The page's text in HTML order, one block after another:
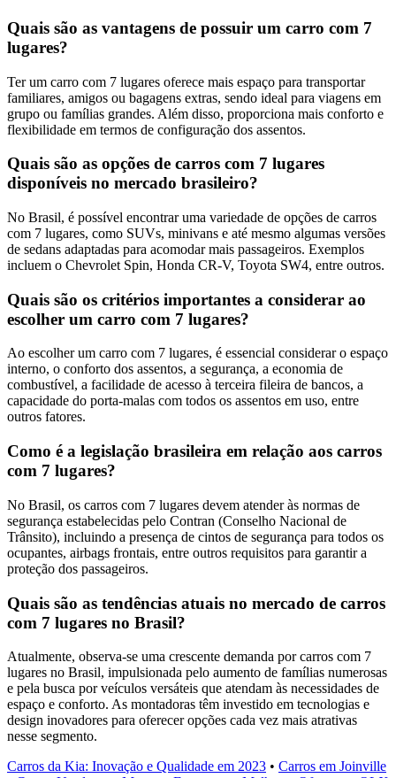
Quais são as vantagens de possuir um carro com 7
lugares?
Ter um carro com 7 lugares oferece mais espaço para transportar
familiares, amigos ou bagagens extras, sendo ideal para viagens em
grupo ou famílias grandes. Além disso, proporciona mais conforto e
flexibilidade em termos de configuração dos assentos.
Quais são as opções de carros com 7 lugares
disponíveis no mercado brasileiro?
No Brasil, é possível encontrar uma variedade de opções de carros
com 7 lugares, como SUVs, minivans e até mesmo algumas versões
de sedans adaptadas para acomodar mais passageiros. Exemplos
incluem o Chevrolet Spin, Honda CR-V, Toyota SW4, entre outros.
Quais são os critérios importantes a considerar ao
escolher um carro com 7 lugares?
Ao escolher um carro com 7 lugares, é essencial considerar o espaço
interno, o conforto dos assentos, a segurança, a economia de
combustível, a facilidade de acesso à terceira fileira de bancos, a
capacidade do porta-malas com todos os assentos em uso, entre
outros fatores.
Como é a legislação brasileira em relação aos carros
com 7 lugares?
No Brasil, os carros com 7 lugares devem atender às normas de
segurança estabelecidas pelo Contran (Conselho Nacional de
Trânsito), incluindo a presença de cintos de segurança para todos os
ocupantes, airbags frontais, entre outros requisitos para garantir a
proteção dos passageiros.
Quais são as tendências atuais no mercado de carros
com 7 lugares no Brasil?
Atualmente, observa-se uma crescente demanda por carros com 7
lugares no Brasil, impulsionada pelo aumento de famílias numerosas
e pela busca por veículos versáteis que atendam às necessidades de
espaço e conforto. As montadoras têm investido em tecnologias e
design inovadores para oferecer opções cada vez mais atrativas
nesse segmento.
Carros da Kia: Inovação e Qualidade em 2023 • Carros em Joinville